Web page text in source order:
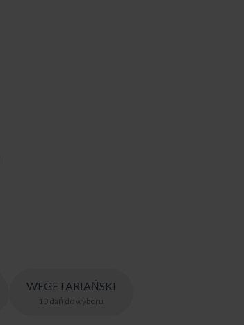
WEGETARIAŃSKI
10 dań do wyboru